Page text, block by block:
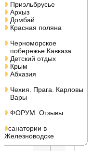
Приэльбрусье
Архыз
Домбай
Красная поляна
Черноморское
побережье Кавказа
Детский отдых
Крым
Абхазия
Чехия. Прага. Карловы
Вары
ФОРУМ. Отзывы
санатории в
Железноводске